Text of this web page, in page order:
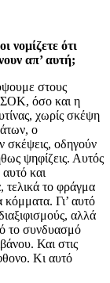
νομίζετε ότι
απ’ αυτή;
στους
όσο και η
χωρίς σκέψη
ο
σκέψεις, οδηγούν
ψηφίζεις. Αυτός
και
τελικά το φράγμα
Γι’ αυτό
αλλά
το συνδυασμό
Και στις
Κι αυτό